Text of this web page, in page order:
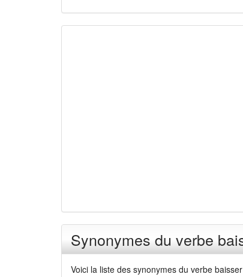
Synonymes du verbe
Voici la liste des synonymes du verbe